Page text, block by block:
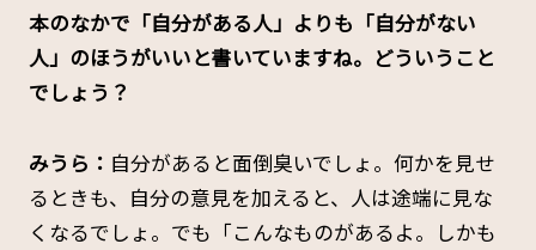
本のなかで「自分がある人」よりも「自分がない
人」のほうがいいと書いていますね。どういうこと
でしょう？
みうら： 自分があると面倒臭いでしょ。何かを見せ
るときも、自分の意見を加えると、人は途端に見な
くなるでしょ。でも「こんなものがあるよ。しかも